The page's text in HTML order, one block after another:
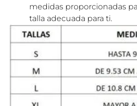
medidas proporcionadas
talla adecuada para ti.